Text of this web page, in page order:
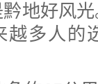
好风光
多人的